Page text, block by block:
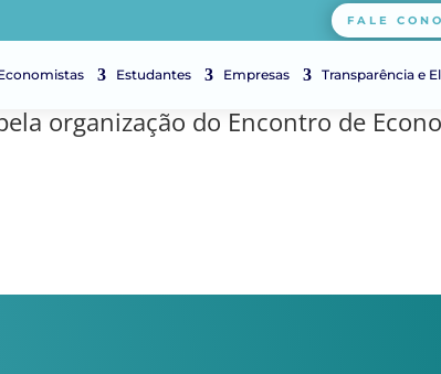
FALE
Estudantes Empresas Transparência e
organização do Encontro de